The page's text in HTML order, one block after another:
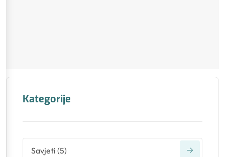
Kategorije
Savjeti (5)